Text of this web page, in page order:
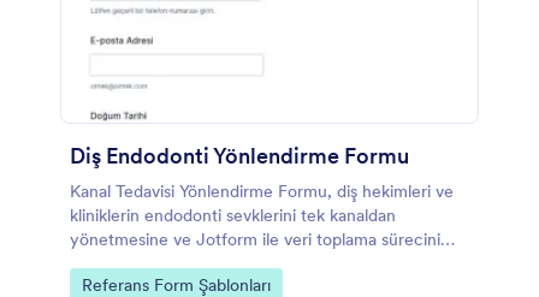
Diş Endodonti Yönlendirme Formu
Kanal Tedavisi Yönlendirme Formu, diş hekimleri ve
kliniklerin endodonti sevklerini tek kanaldan
yönetmesine ve Jotform ile veri toplama sürecini
hızla düzenlemesine yardımcı olur.
Go to Category:
Referans Form Şablonları